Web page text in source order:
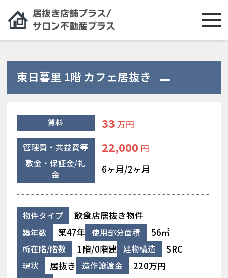
東日暮里 1階 カフェ居抜き
賃料 33 万円
管理費・共益費等 22,000 円
敷金・保証金/礼
金
6ヶ月/2ヶ月
物件タイプ 飲食店居抜き物件
築年数 築47年 使用部分面積 56㎡
所在階/階数 1階/0階建 建物構造 SRC
現状 居抜き 造作譲渡金 220万円